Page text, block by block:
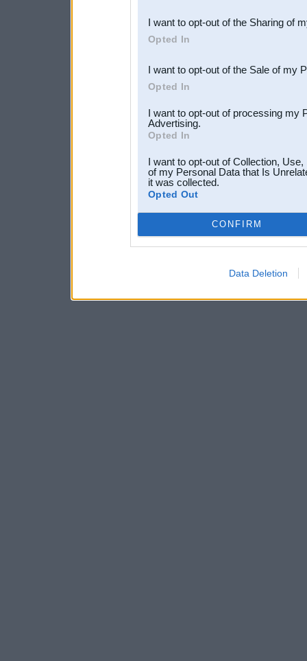
Downstream Participants
third parties.
I want to opt-out of the Sharing of
Opted In
I want to opt-out of the Sale of my
Opted In
I want to opt-out of processing my
Advertising.
Opted In
I want to opt-out of Collection,
of my Personal Data that Is
it was collected.
Opted Out
CONFIRM
Data Deletion